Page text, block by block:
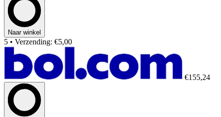
Naar winkel
5 • Verzending: €5,00
€155,24